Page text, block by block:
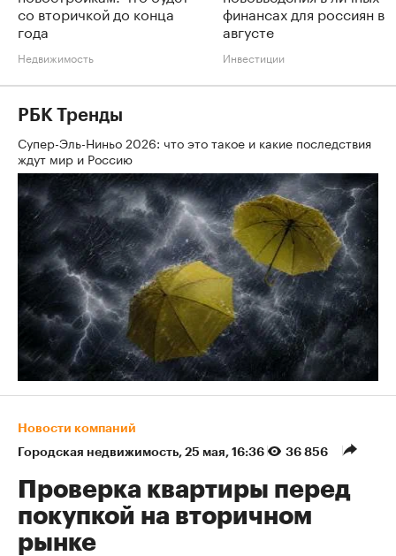
со вторичкой до конца
года
Недвижимость
финансах для россиян в
августе
Инвестиции
РБК Тренды
Супер-Эль-Ниньо 2026: что это такое и какие последствия
ждут мир и Россию
Новости компаний
Городская недвижимость 25 мая, 16:36 36 856
Проверка квартиры перед
покупкой на вторичном
рынке